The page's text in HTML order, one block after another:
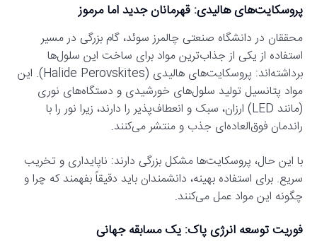
پروسکایت‌های هالیدی: قهرمانان جدید اما مرموز
محققان در دانشگاه صنعتی چالمرز سوئد، گام بزرگی در مسیر
استفاده از یکی از جذاب‌ترین مواد برای ساخت این سلول‌ها
برداشته‌اند: پروسکایت‌های هالیدی (Halide Perovskites). این
مواد پتانسیل تولید سلول‌های خورشیدی و دستگاه‌های نوری
(مانند LED) ارزان، سبک و انعطاف‌پذیر را دارند، زیرا نور را با
راندمان فوق‌العاده‌ای جذب و منتشر می‌کنند.
با این حال، پروسکایت‌ها مشکل بزرگی دارند: ناپایداری و تخریب
سریع. برای استفاده بهینه، دانشمندان باید دقیقاً بفهمند که چرا و
چگونه این مواد عمل می‌کنند.
فوریت توسعه انرژی پاک: یک مسابقه جهانی